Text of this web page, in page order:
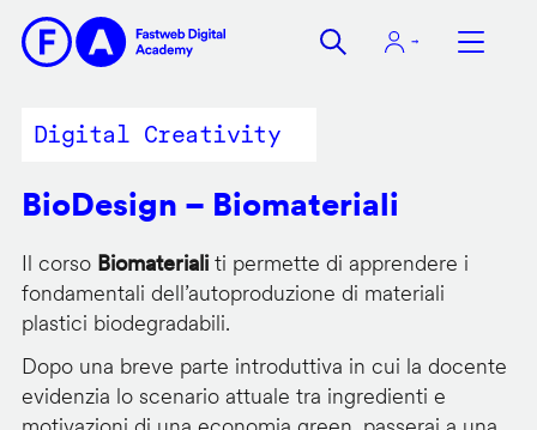
contenuto
Digital Creativity
BioDesign – Biomateriali
Il corso Biomaterialiti permette di apprendere i
fondamentali dell’autoproduzione di materiali
plastici biodegradabili.
Dopo una breve parte introduttiva in cui la docente
evidenzia lo scenario attuale tra ingredienti e